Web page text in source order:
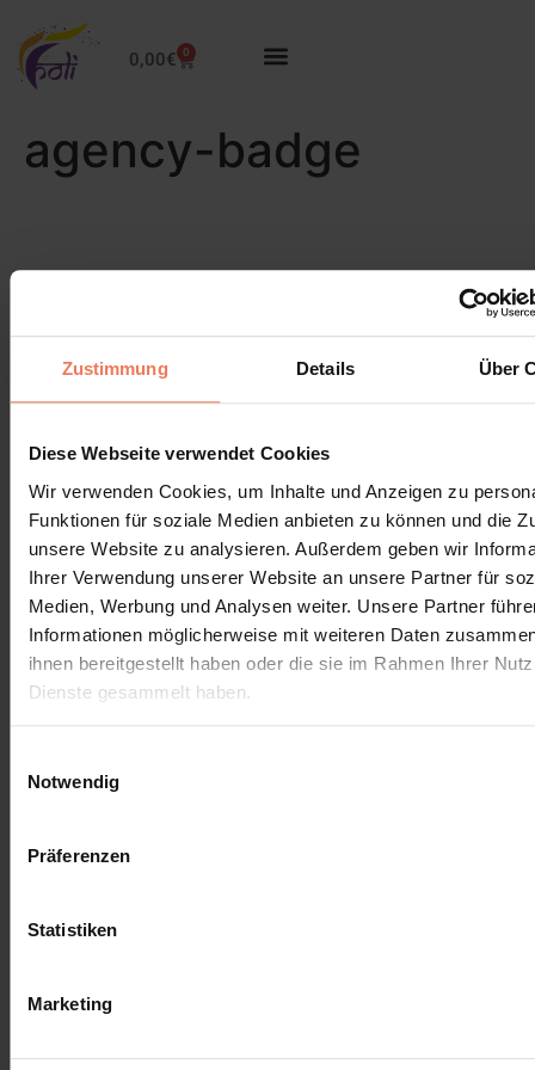
Zustimmung Details Über
Diese Webseite verwendet Cookies
Wir verwenden Cookies, um Inhalte und Anzeigen zu
Funktionen für soziale Medien anbieten zu können und die
unsere Website zu analysieren. Außerdem geben wir
Ihrer Verwendung unserer Website an unsere Partner für
Medien, Werbung und Analysen weiter. Unsere Partner
Informationen möglicherweise mit weiteren Daten
ihnen bereitgestellt haben oder die sie im Rahmen Ihrer
Dienste gesammelt haben.
Notwendig
Präferenzen
Statistiken
Marketing
0,00€ 0
agency-badge
Deja una respuesta
Lo siento, debes estarconectadopara publicar un
comentario.